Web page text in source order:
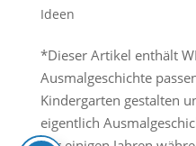
Ideen
*Dieser Artikel enthält
Ausmalgeschichte
Kindergarten gestalten
eigentlich